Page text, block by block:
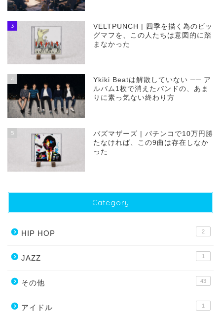
3
VELTPUNCH | 四季を描く為のビッ
グマフを、この人たちは意図的に踏
まなかった
4
Ykiki Beatは解散していない ── ア
ルバム1枚で消えたバンドの、あま
りに素っ気ない終わり方
5
バズマザーズ | パチンコで10万円勝
たなければ、この9曲は存在しなか
った
Category
HIP HOP 2
JAZZ 1
その他 43
アイドル 1